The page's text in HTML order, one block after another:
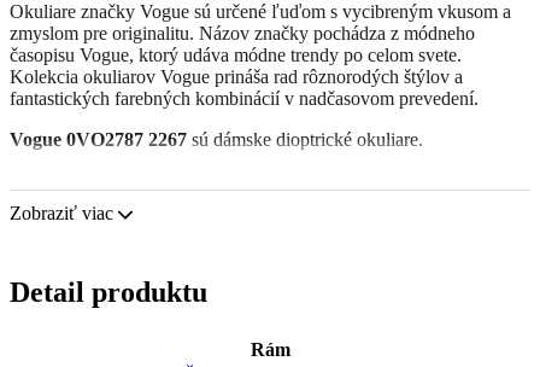
Okuliare značky Vogue sú určené ľuďom s vycibreným vkusom a
zmyslom pre originalitu. Názov značky pochádza z módneho
časopisu Vogue, ktorý udáva módne trendy po celom svete.
Kolekcia okuliarov Vogue prináša rad rôznorodých štýlov a
fantastických farebných kombinácií v nadčasovom prevedení.
Vogue 0VO2787 2267 sú dámske dioptrické okuliare.
virtuálnej skúšky.
Modrá farba rámov skvele ladí so studeným odtieňom pleti a so
svetlohnedými, čiernymi alebo svetlými blond vlasmi.
alebo trojuholníkový typ tváre.
Zobraziť viac
Detail produktu
Rám